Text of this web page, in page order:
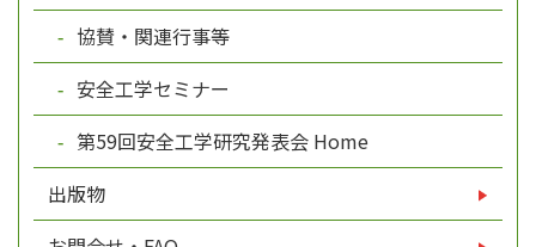
協賛・関連行事等
安全工学セミナー
第59回安全工学研究発表会 Home
出版物